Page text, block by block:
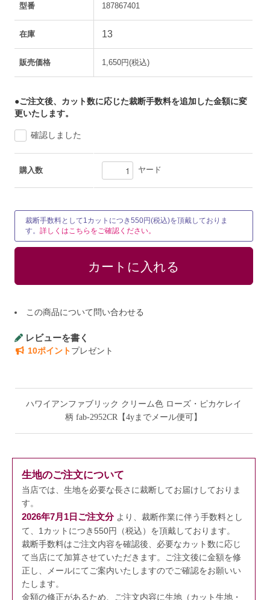
型番 187867401
在庫 13
販売価格 1,650円(税込)
●ご注文後、カット数に応じた裁断手数料を追加した金額に変
更いたします。
確認しました
購入数 ヤード
裁断手数料として1カットにつき550円(税込)を頂戴しておりま
す。詳しくはこちらをご確認ください。
この商品について問い合わせる
レビューを書く
10ポイントプレゼント
ハワイアンファブリック クリーム色 ローズ・ピカケレイ
柄 fab-2952CR【4yまでメール便可】
生地のご注文について
当店では、生地を必要な長さに裁断してお届けしておりま
す。
2026年7月1日ご注文分より、裁断作業に伴う手数料とし
て、1カットにつき550円（税込）を頂戴しております。
裁断手数料はご注文内容を確認後、必要なカット数に応じ
て当店にて加算させていただきます。
ご注文後に金額を修
正し、メールにてご案内いたしますのでご確認をお願いい
たします。
金額の修正があるため、ご注文内容に生地（カット生地・